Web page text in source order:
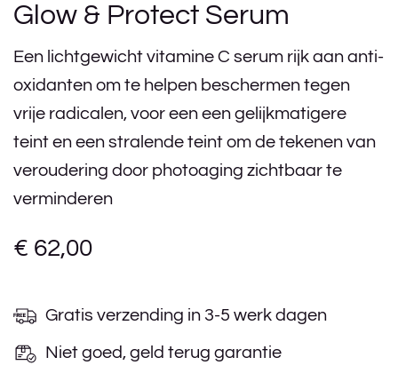
Glow & Protect Serum
Een lichtgewicht vitamine C serum rijk aan anti-
oxidanten om te helpen beschermen tegen
vrije radicalen, voor een een gelijkmatigere
teint en een stralende teint om de tekenen van
veroudering door photoaging zichtbaar te
verminderen
€ 62,00
Gratis verzending in 3-5 werk dagen
Niet goed, geld terug garantie